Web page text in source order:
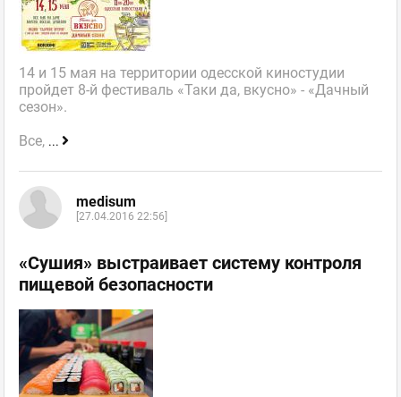
14 и 15 мая на территории одесской киностудии
пройдет 8-й фестиваль «Таки да, вкусно» - «Дачный
сезон».
Все, ...
medisum
[27.04.2016 22:56]
«Сушия» выстраивает систему контроля
пищевой безопасности